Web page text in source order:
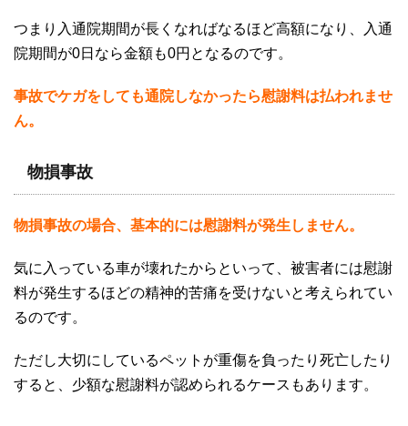
つまり入通院期間が長くなればなるほど高額になり、入通
院期間が0日なら金額も0円となるのです。
事故でケガをしても通院しなかったら慰謝料は払われませ
ん。
物損事故
物損事故の場合、基本的には慰謝料が発生しません。
気に入っている車が壊れたからといって、被害者には慰謝
料が発生するほどの精神的苦痛を受けないと考えられてい
るのです。
ただし大切にしているペットが重傷を負ったり死亡したり
すると、少額な慰謝料が認められるケースもあります。